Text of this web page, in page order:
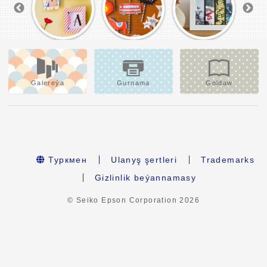
Galereýa Gurnama Goldaw
Туркмен Ulanyş şertleri
Trademarks
Gizlinlik beýannamasy
© Seiko Epson Corporation2026